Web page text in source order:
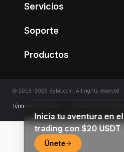
Servicios
Soporte
Productos
© 2018-2026 Bybit.com. All rights reserved.
Términos de Servicio
Inicia tu aventura en el
trading con $20 USDT
Únete